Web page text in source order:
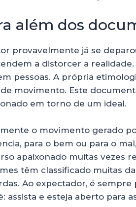
além dos
provavelmente já se
a distorcer a
pessoas. A própria
movimento. Este
em torno de um ideal.
o movimento gerado
para o bem ou para o
apaixonado muitas vezes
têm classificado muitas
Ao expectador, é
assista e esteja aberto para